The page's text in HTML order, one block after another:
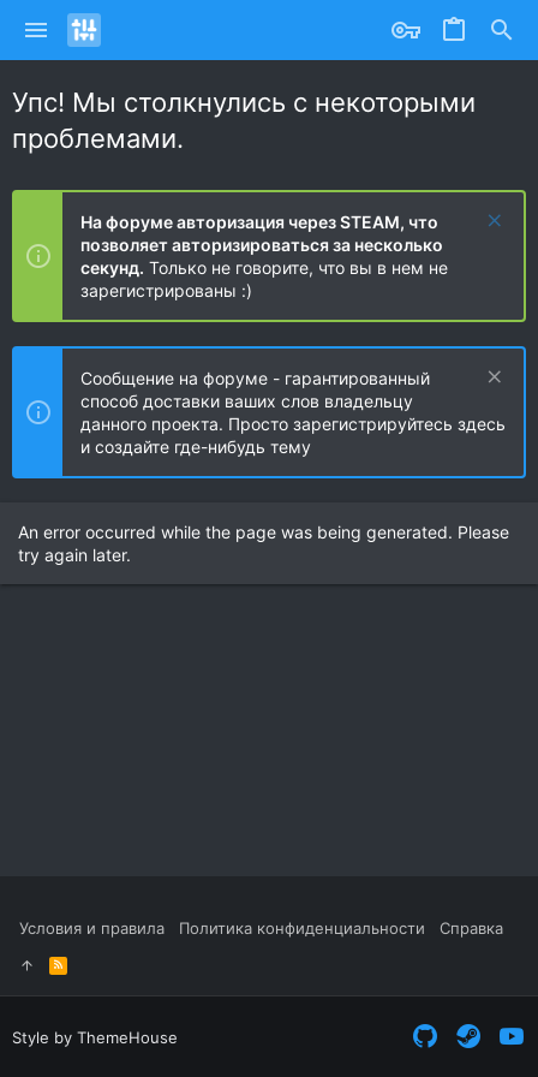
Упс! Мы столкнулись с некоторыми
проблемами.
На форуме авторизация через STEAM, что
позволяет авторизироваться за несколько
секунд. Только не говорите, что вы в нем не
зарегистрированы :)
Сообщение на форуме - гарантированный
способ доставки ваших слов владельцу
данного проекта. Просто зарегистрируйтесь здесь
и создайте где-нибудь тему
An error occurred while the page was being generated. Please
try again later.
Условия и правила Политика конфиденциальности Справка
R
S
S
Style by ThemeHouse